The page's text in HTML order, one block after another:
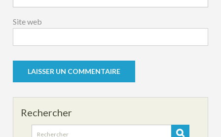
Site web
Rechercher
Search